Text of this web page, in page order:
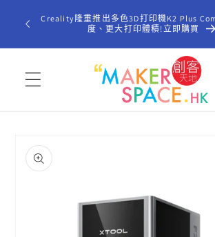
跳至內
容
Creality隆重推出多色3D打印機K2 Plus
度、更大打印體積!立即購買
略過產
品資訊